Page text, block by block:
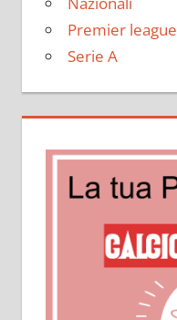
Premier league
Serie A